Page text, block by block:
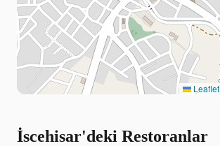
Leaflet
İscehisar'deki Restoranlar